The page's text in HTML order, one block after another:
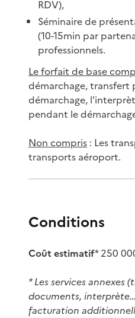
RDV)​,
Séminaire de
(10-15min par
professionnels.
Le forfait de base
démarchage, transfert
démarchage,
pendant le
Non compris : Les
transports aéroport.
Conditions
Coût estimatif* 250
* Les services annexes
documents,
facturation